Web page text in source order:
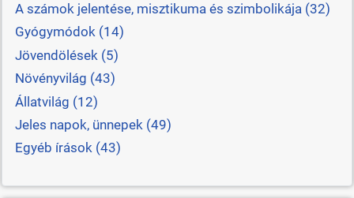
A számok jelentése, misztikuma és szimbolikája (32)
Gyógymódok (14)
Jövendölések (5)
Növényvilág (43)
Állatvilág (12)
Jeles napok, ünnepek (49)
Egyéb írások (43)